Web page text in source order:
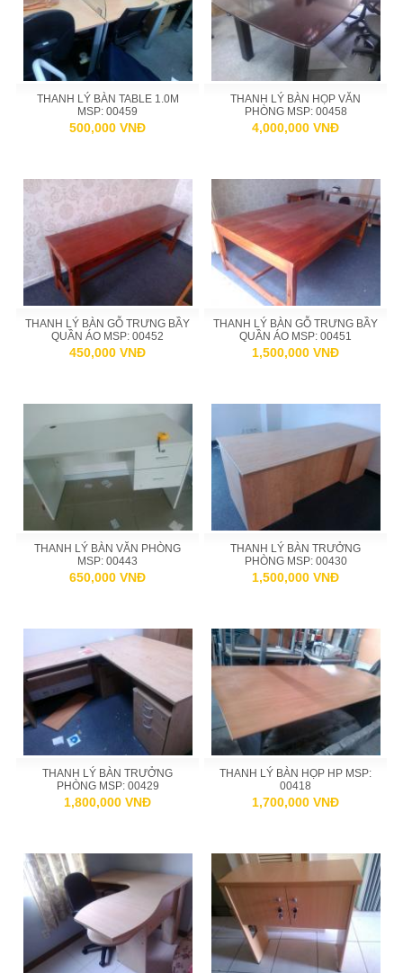
THANH LÝ BÀN TABLE 1.0M
MSP: 00459
500,000 VNĐ
THANH LÝ BÀN HỌP VĂN
PHÒNG MSP: 00458
4,000,000 VNĐ
THANH LÝ BÀN GỖ TRƯNG BẦY
QUẦN ÁO MSP: 00452
450,000 VNĐ
THANH LÝ BÀN GỖ TRƯNG BẦY
QUẦN ÁO MSP: 00451
1,500,000 VNĐ
THANH LÝ BÀN VĂN PHÒNG
MSP: 00443
650,000 VNĐ
THANH LÝ BÀN TRƯỞNG
PHÒNG MSP: 00430
1,500,000 VNĐ
THANH LÝ BÀN TRƯỞNG
PHÒNG MSP: 00429
1,800,000 VNĐ
THANH LÝ BÀN HỌP HP MSP:
00418
1,700,000 VNĐ